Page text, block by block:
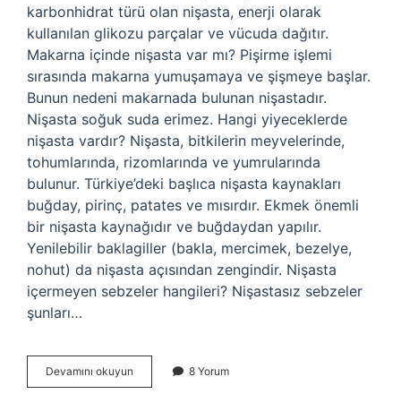
karbonhidrat türü olan nişasta, enerji olarak
kullanılan glikozu parçalar ve vücuda dağıtır.
Makarna içinde nişasta var mı? Pişirme işlemi
sırasında makarna yumuşamaya ve şişmeye başlar.
Bunun nedeni makarnada bulunan nişastadır.
Nişasta soğuk suda erimez. Hangi yiyeceklerde
nişasta vardır? Nişasta, bitkilerin meyvelerinde,
tohumlarında, rizomlarında ve yumrularında
bulunur. Türkiye’deki başlıca nişasta kaynakları
buğday, pirinç, patates ve mısırdır. Ekmek önemli
bir nişasta kaynağıdır ve buğdaydan yapılır.
Yenilebilir baklagiller (bakla, mercimek, bezelye,
nohut) da nişasta açısından zengindir. Nişasta
içermeyen sebzeler hangileri? Nişastasız sebzeler
şunları…
Devamını okuyun
Ve
8 Yorum